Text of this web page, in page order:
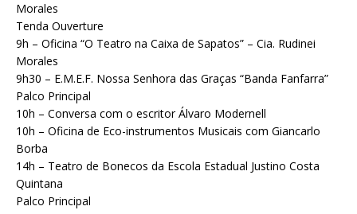
Morales
Tenda Ouverture
9h – Oficina “O Teatro na Caixa de Sapatos” – Cia. Rudinei
Morales
9h30 – E.M.E.F. Nossa Senhora das Graças “Banda Fanfarra”
Palco Principal
10h – Conversa com o escritor Álvaro Modernell
10h – Oficina de Eco-instrumentos Musicais com Giancarlo
Borba
14h – Teatro de Bonecos da Escola Estadual Justino Costa
Quintana
Palco Principal